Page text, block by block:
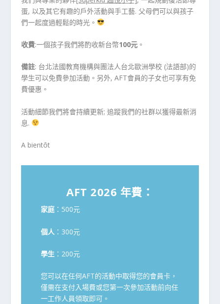
蛋, 以及其它有趣的戶外活動與手工藝. 父母們可以與孩子
們一起度過輕鬆的時光。
收費:一個孩子我們將酌收新台幣100元。
備註: 台北法國教育機構與團法人台北歐洲學校 (法語部)的
學生可以免費參加活動。另外, AFT會員的子女也可享有免
費優惠。
活動細節我們將會持續更新; 追蹤我們的社群以獲得最新消
息.
A bientôt
AFT 2026 年費：
家庭：500元
個人 ：300元
學生：200元
您可以在任何AFT的活動中取得您的會員卡，
僅需在支付入場費或您第一次參加活動前向任
一工作人員領取即可。